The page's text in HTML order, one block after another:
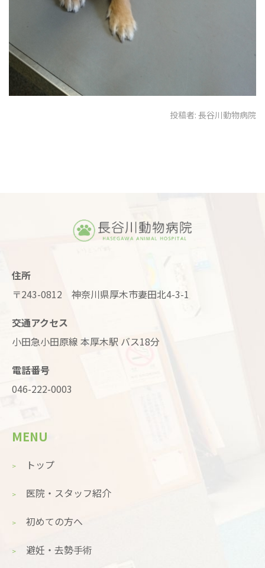
投稿者: 長谷川動物病院
住所
〒243-0812 神奈川県厚木市妻田北4-3-1
交通アクセス
小田急小田原線 本厚木駅 バス18分
電話番号
046-222-0003
MENU
トップ
医院・スタッフ紹介
初めての方へ
避妊・去勢手術